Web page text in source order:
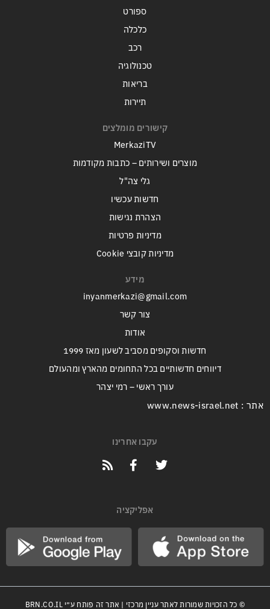
ספורט
כלכלה
רכב
טכנולוגיה
בריאות
תיירות
קישורים מומלצים
MerkaziTV
מוצרים ושירותים – כתבות מקודמות
גלי צה"ל
חדשות עכשיו
הצהרת נגישות
מדיניות פרטיות
מדיניות קובצי Cookie
מידע
inyanmerkazi@gmail.com
צור קשר
אודות
חדשות וסקופים מסביב לשעון מאז 1999
דיווחים חדשותיים בכל התחומים מהארץ ומהעולם
עורך ראשי – רמי יצהר
אתר : www.news-israel.net
עקבו אחרינו
אפליקציה
© כל הזכויות שמורות לאתר עניין מרכזי | אתר זה פותח ע״יBRN.CO.IL